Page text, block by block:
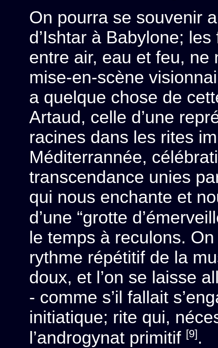
On pourra se souvenir
d’Ishtar à Babylone;
entre air, eau et feu, ne
mise-en-scène
a quelque chose de
Artaud, celle d’une
racines dans les rites
Méditerrannée,
transcendance unies
qui nous enchante et
d’une “grotte
le temps à reculons.
rythme répétitif de la
doux, et l’on se laisse
- comme s’il fallait
initiatique; rite qui,
l’androgynat primitif [9].